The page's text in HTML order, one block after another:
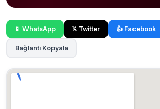
📱 WhatsApp 𝕏 Twitter 👍 Facebook
Bağlantı Kopyala